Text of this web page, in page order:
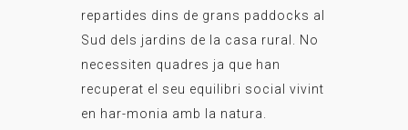
repartides dins de grans paddocks al
Sud dels jardins de la casa rural. No
necessiten quadres ja que han
recuperat el seu equilibri social vivint
en har-monia amb la natura.